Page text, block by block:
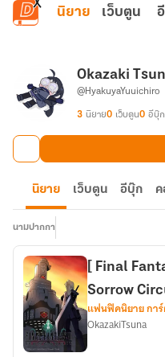
ข้ามไปยังเนื้อหาหลัก
นิยาย เว็บตูน
Okazaki
@HyakuyaYuuichiro
3 นิยาย0 เว็บตูน0 อีบุ๊ก
นิยาย เว็บตูน อีบุ๊ก ค
นามปากกา
[ Final
Sorrow
แฟนฟิคนิยาย กา
OkazakiTsuna